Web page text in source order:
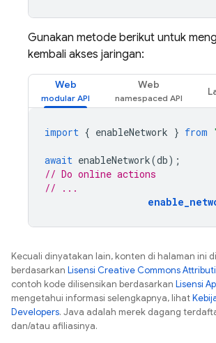
Gunakan metode berikut untuk
kembali akses jaringan:
Web Web
import { enableNetwork } from
await enableNetwork(db);
// Do online actions
// ...
Kecuali dinyatakan lain, konten di halaman ini
berdasarkan Lisensi Creative Commons
contoh kode dilisensikan berdasarkan Lisensi
mengetahui informasi selengkapnya, lihat
Developers. Java adalah merek dagang
dan/atau afiliasinya.